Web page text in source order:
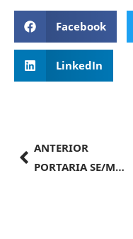
Facebook
LinkedIn
ANTERIOR
PORTARIA SE/MDIC Nº 257, DE 6 DE AGOSTO DE 2024